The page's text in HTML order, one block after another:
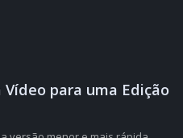
para uma Edição